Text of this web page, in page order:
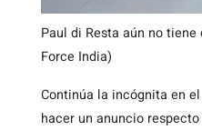
Paul di Resta aún no
Force India)
Continúa la incógnita en
hacer un anuncio